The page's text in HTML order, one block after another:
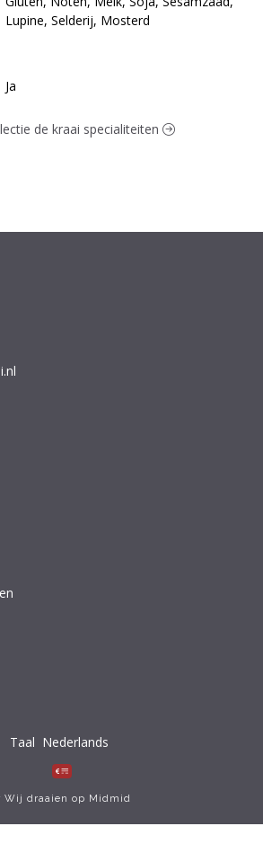
Lupine, Selderij, Mosterd
Ja
de kraai specialiteiten
Taal
Wij draaien op Midmid